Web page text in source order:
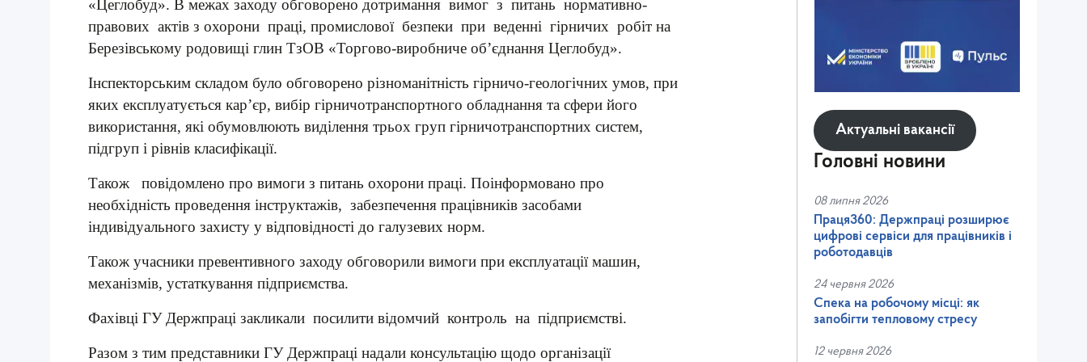
«Цеглобуд». В межах заходу обговорено дотримання вимог з питань нормативно-
правових актів з охорони праці, промислової безпеки при веденні гірничих робіт на
Березівському родовищі глин ТзОВ «Торгово-виробниче об’єднання Цеглобуд».
Інспекторським складом було обговорено різноманітність гірничо-геологічних умов, при
яких експлуатується кар’єр, вибір гірничотранспортного обладнання та сфери його
використання, які обумовлюють виділення трьох груп гірничотранспортних систем,
підгруп і рівнів класифікації.
Також повідомлено про вимоги з питань охорони праці. Поінформовано про
необхідність проведення інструктажів, забезпечення працівників засобами
індивідуального захисту у відповідності до галузевих норм.
Також учасники превентивного заходу обговорили вимоги при експлуатації машин,
механізмів, устаткування підприємства.
Фахівці ГУ Держпраці закликали посилити відомчий контроль на підприємстві.
Разом з тим представники ГУ Держпраці надали консультацію щодо організації
Актуальні вакансії
Головні новини
08 липня 2026
Праця360: Держпраці розширює
цифрові сервіси для працівників і
роботодавців
24 червня 2026
Спека на робочому місці: як
запобігти тепловому стресу
12 червня 2026